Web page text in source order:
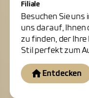
Filiale
Besuchen Sie uns
uns darauf, Ihnen
zu finden, der Ihre
Stil perfekt zum
Entdecken